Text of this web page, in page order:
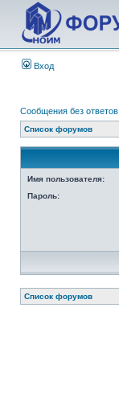
Вход
Сообщения без ответов
Список форумов
Имя пользователя:
Пароль:
Список форумов